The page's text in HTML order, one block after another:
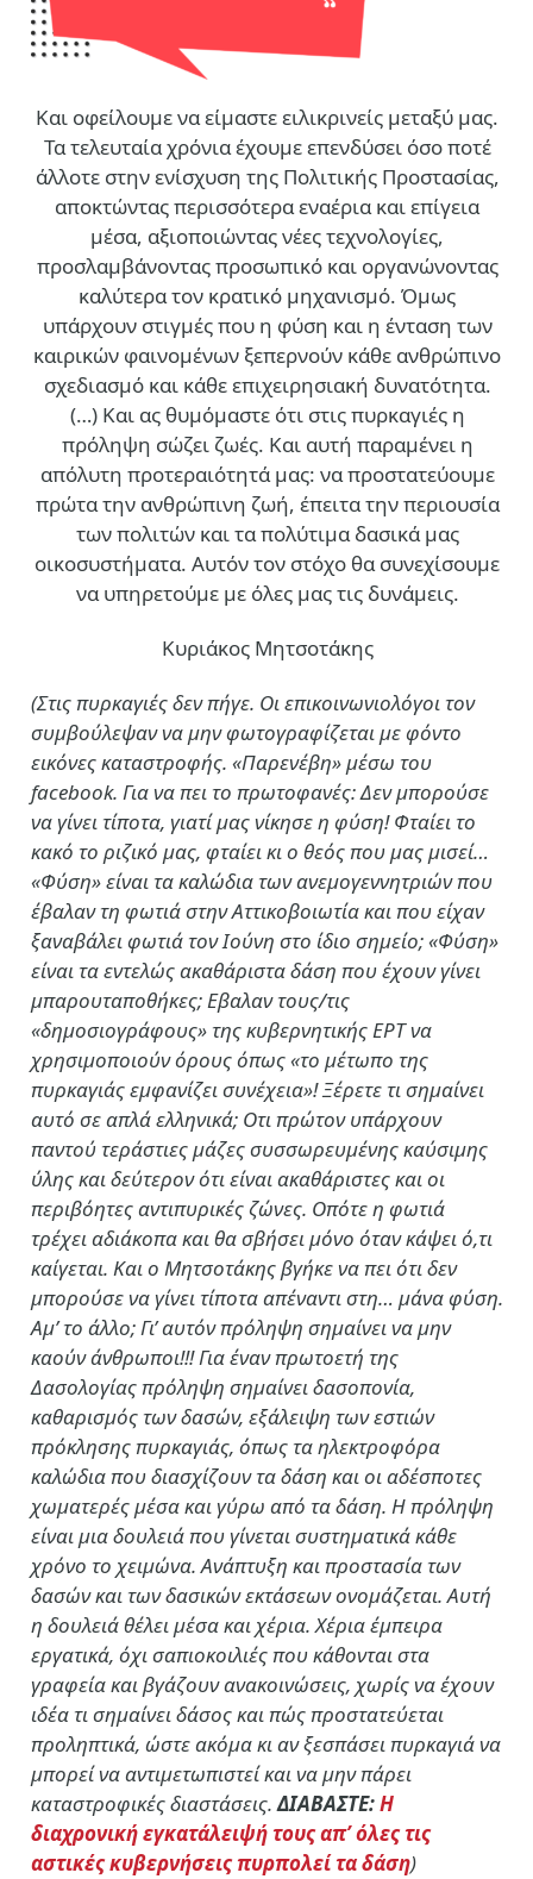
Και οφείλουμε να είμαστε ειλικρινείς μεταξύ μας.
Τα τελευταία χρόνια έχουμε επενδύσει όσο ποτέ
άλλοτε στην ενίσχυση της Πολιτικής Προστασίας,
αποκτώντας περισσότερα εναέρια και επίγεια
μέσα, αξιοποιώντας νέες τεχνολογίες,
προσλαμβάνοντας προσωπικό και οργανώνοντας
καλύτερα τον κρατικό μηχανισμό. Όμως
υπάρχουν στιγμές που η φύση και η ένταση των
καιρικών φαινομένων ξεπερνούν κάθε ανθρώπινο
σχεδιασμό και κάθε επιχειρησιακή δυνατότητα.
(…) Και ας θυμόμαστε ότι στις πυρκαγιές η
πρόληψη σώζει ζωές. Και αυτή παραμένει η
απόλυτη προτεραιότητά μας: να προστατεύουμε
πρώτα την ανθρώπινη ζωή, έπειτα την περιουσία
των πολιτών και τα πολύτιμα δασικά μας
οικοσυστήματα. Αυτόν τον στόχο θα συνεχίσουμε
να υπηρετούμε με όλες μας τις δυνάμεις.
Κυριάκος Μητσοτάκης
(Στις πυρκαγιές δεν πήγε. Οι επικοινωνιολόγοι τον
συμβούλεψαν να μην φωτογραφίζεται με φόντο
εικόνες καταστροφής. «Παρενέβη» μέσω του
facebook. Για να πει το πρωτοφανές: Δεν μπορούσε
να γίνει τίποτα, γιατί μας νίκησε η φύση! Φταίει το
κακό το ριζικό μας, φταίει κι ο θεός που μας μισεί…
«Φύση» είναι τα καλώδια των ανεμογεννητριών που
έβαλαν τη φωτιά στην Αττικοβοιωτία και που είχαν
ξαναβάλει φωτιά τον Ιούνη στο ίδιο σημείο; «Φύση»
είναι τα εντελώς ακαθάριστα δάση που έχουν γίνει
μπαρουταποθήκες; Εβαλαν τους/τις
«δημοσιογράφους» της κυβερνητικής ΕΡΤ να
χρησιμοποιούν όρους όπως «το μέτωπο της
πυρκαγιάς εμφανίζει συνέχεια»! Ξέρετε τι σημαίνει
αυτό σε απλά ελληνικά; Οτι πρώτον υπάρχουν
παντού τεράστιες μάζες συσσωρευμένης καύσιμης
ύλης και δεύτερον ότι είναι ακαθάριστες και οι
περιβόητες αντιπυρικές ζώνες. Οπότε η φωτιά
τρέχει αδιάκοπα και θα σβήσει μόνο όταν κάψει ό,τι
καίγεται. Και ο Μητσοτάκης βγήκε να πει ότι δεν
μπορούσε να γίνει τίποτα απέναντι στη… μάνα φύση.
Αμ’ το άλλο; Γι’ αυτόν πρόληψη σημαίνει να μην
καούν άνθρωποι!!! Για έναν πρωτοετή της
Δασολογίας πρόληψη σημαίνει δασοπονία,
καθαρισμός των δασών, εξάλειψη των εστιών
πρόκλησης πυρκαγιάς, όπως τα ηλεκτροφόρα
καλώδια που διασχίζουν τα δάση και οι αδέσποτες
χωματερές μέσα και γύρω από τα δάση. Η πρόληψη
είναι μια δουλειά που γίνεται συστηματικά κάθε
χρόνο το χειμώνα. Ανάπτυξη και προστασία των
δασών και των δασικών εκτάσεων ονομάζεται. Αυτή
η δουλειά θέλει μέσα και χέρια. Χέρια έμπειρα
εργατικά, όχι σαπιοκοιλιές που κάθονται στα
γραφεία και βγάζουν ανακοινώσεις, χωρίς να έχουν
ιδέα τι σημαίνει δάσος και πώς προστατεύεται
προληπτικά, ώστε ακόμα κι αν ξεσπάσει πυρκαγιά να
μπορεί να αντιμετωπιστεί και να μην πάρει
καταστροφικές διαστάσεις.ΔΙΑΒΑΣΤΕ:Η
διαχρονική εγκατάλειψή τους απ’ όλες τις
αστικές κυβερνήσεις πυρπολεί τα δάση)